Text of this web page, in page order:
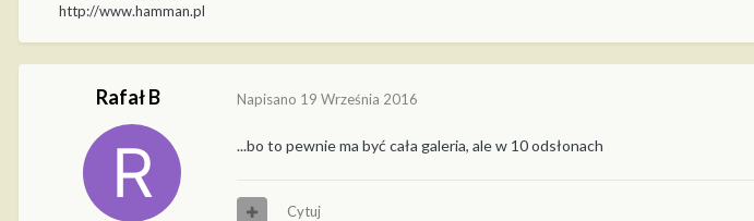
http://www.hamman.pl
Rafał B Napisano 19 Września 2016
...bo to pewnie ma być cała galeria, ale w 10 odsłonach
Cytuj